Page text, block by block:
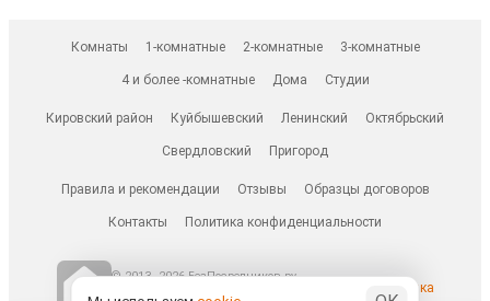
Комнаты 1-комнатные 2-комнатные 3-комнатные
4 и более -комнатные Дома Студии
Кировский район Куйбышевский Ленинский Октябрьский
Свердловский Пригород
Правила и рекомендации Отзывы Образцы договоров
Контакты Политика конфиденциальности
© 2013–2026 БезПосредников.ру